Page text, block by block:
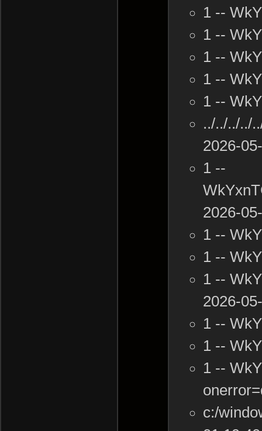
1 --
1 --
1 --
1 --
1 --
../../../../
2026-
1 --
2026-
1 --
1 --
1 --
2026-
1 --
1 --
1 --
c:/